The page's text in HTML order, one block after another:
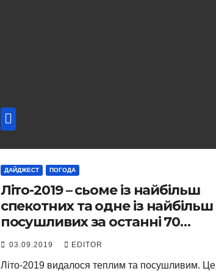
ДАЙДЖЕСТ ПОГОДА
Літо-2019 – сьоме із найбільш
спекотних та одне із найбільш
посушливих за останні 70
років спостережень
03.09.2019 EDITOR
Літо-2019 видалося теплим та посушливим. Це